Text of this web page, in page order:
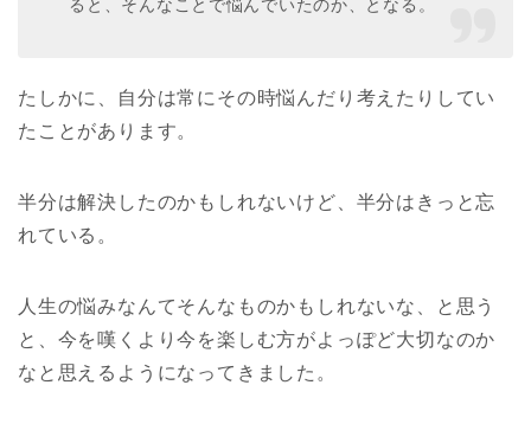
ると、そんなことで悩んでいたのか、となる。
たしかに、自分は常にその時悩んだり考えたりしてい
たことがあります。
半分は解決したのかもしれないけど、半分はきっと忘
れている。
人生の悩みなんてそんなものかもしれないな、と思う
と、今を嘆くより今を楽しむ方がよっぽど大切なのか
なと思えるようになってきました。